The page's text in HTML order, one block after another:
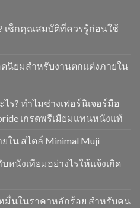
เช็กคุณสมบัติที่ควรรู้ก่อนใช้
นิยมสำหรับงานตกแต่งภายใน
ร? ทำไมช่างเฟอร์นิเจอร์มือ
เกรดพรีเมียมแทนหนังแท้
ใน สไตล์ Minimal Muji
หนังเทียมอย่างไรให้แจ้งเกิด
มื่นในราคาหลักร้อย สำหรับคน